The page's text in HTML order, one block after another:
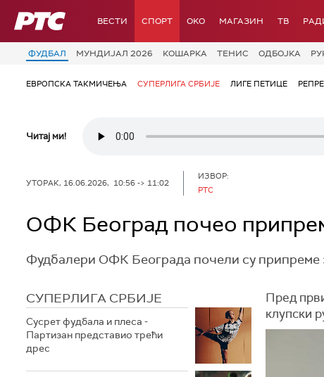
РТС ВЕСТИ СПОРТ OKO МАГАЗИН ТВ
ФУДБАЛ МУНДИЈАЛ 2026 КОШАРКА ТЕНИС ОДБОЈКА
ЕВРОПСКА ТАКМИЧЕЊА СУПЕРЛИГА СРБИЈЕ ЛИГЕ ПЕТИЦЕ
Читај ми!
УТОРАК, 16.06.2026, 10:56 -> 11:02
ИЗВОР:
РТС
ОФК Београд почео
Фудбалери ОФК Београда почели су припреме
СУПЕРЛИГА СРБИЈЕ
Сусрет фудбала и плеса -
Партизан представио трећи
дрес
Пред
клупски